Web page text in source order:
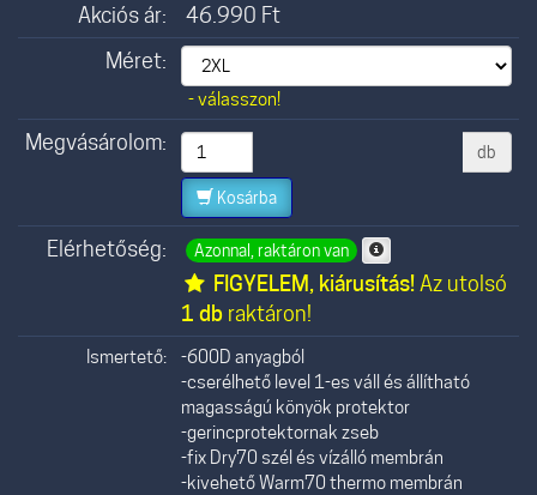
Akciós ár:
46.990 Ft
Méret:
- válasszon!
Megvásárolom: db
Kosárba
Elérhetőség: Azonnal, raktáron van
FIGYELEM, kiárusítás! Az utolsó
1 db raktáron!
Ismertető:
-600D anyagból
-cserélhető level 1-es váll és állítható
magasságú könyök protektor
-gerincprotektornak zseb
-fix Dry70 szél és vízálló membrán
-kivehető Warm70 thermo membrán